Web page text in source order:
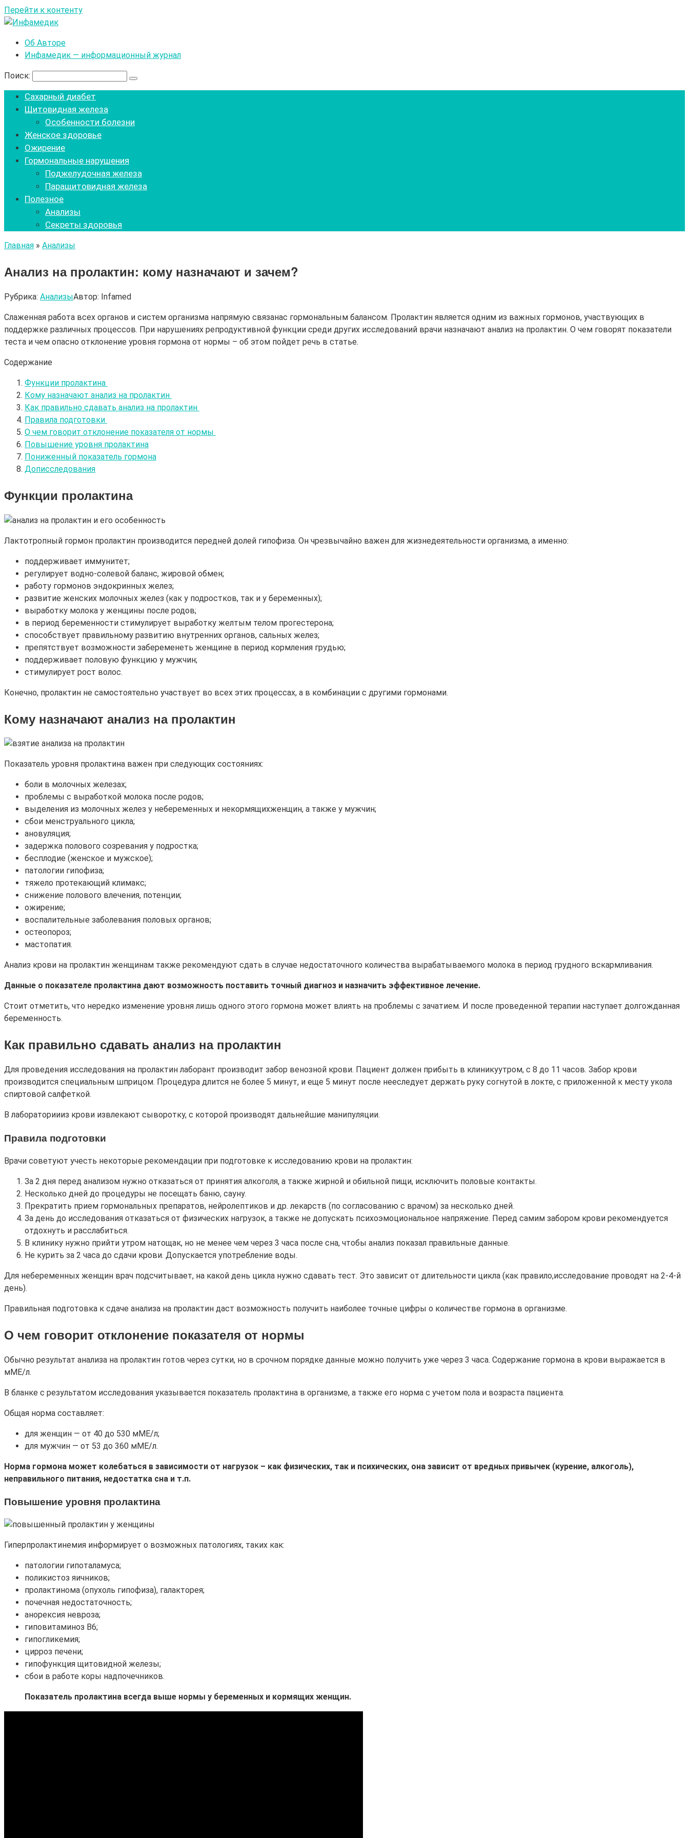
Перейти к контенту
Об Авторе
Инфамедик — информационный журнал
Поиск:
Сахарный диабет
Щитовидная железа
Особенности болезни
Женское здоровье
Ожирение
Гормональные нарушения
Поджелудочная железа
Паращитовидная железа
Полезное
Анализы
Секреты здоровья
Главная » Анализы
Анализ на пролактин: кому назначают и зачем?
Рубрика: АнализыАвтор: Infamed
Слаженная работа всех органов и систем организма напрямую связанас гормональным балансом. Пролактин является одним из важных гормонов, участвующих в
поддержке различных процессов. При нарушениях репродуктивной функции среди других исследований врачи назначают анализ на пролактин. О чем говорят показатели
теста и чем опасно отклонение уровня гормона от нормы – об этом пойдет речь в статье.
Содержание
Функции пролактина
Кому назначают анализ на пролактин
Как правильно сдавать анализ на пролактин
Правила подготовки
О чем говорит отклонение показателя от нормы
Повышение уровня пролактина
Пониженный показатель гормона
Дописследования
Функции пролактина
Лактотропный гормон пролактин производится передней долей гипофиза. Он чрезвычайно важен для жизнедеятельности организма, а именно:
поддерживает иммунитет;
регулирует водно-солевой баланс, жировой обмен;
работу гормонов эндокринных желез;
развитие женских молочных желез (как у подростков, так и у беременных);
выработку молока у женщины после родов;
в период беременности стимулирует выработку желтым телом прогестерона;
способствует правильному развитию внутренних органов, сальных желез;
препятствует возможности забеременеть женщине в период кормления грудью;
поддерживает половую функцию у мужчин;
стимулирует рост волос.
Конечно, пролактин не самостоятельно участвует во всех этих процессах, а в комбинации с другими гормонами.
Кому назначают анализ на пролактин
Показатель уровня пролактина важен при следующих состояниях:
боли в молочных железах;
проблемы с выработкой молока после родов;
выделения из молочных желез у небеременных и некормящихженщин, а также у мужчин;
сбои менструального цикла;
ановуляция;
задержка полового созревания у подростка;
бесплодие (женское и мужское);
патологии гипофиза;
тяжело протекающий климакс;
снижение полового влечения, потенции;
ожирение;
воспалительные заболевания половых органов;
остеопороз;
мастопатия.
Анализ крови на пролактин женщинам также рекомендуют сдать в случае недостаточного количества вырабатываемого молока в период грудного вскармливания.
Данные о показателе пролактина дают возможность поставить точный диагноз и назначить эффективное лечение.
Стоит отметить, что нередко изменение уровня лишь одного этого гормона может влиять на проблемы с зачатием. И после проведенной терапии наступает долгожданная
беременность.
Как правильно сдавать анализ на пролактин
Для проведения исследования на пролактин лаборант производит забор венозной крови. Пациент должен прибыть в клиникуутром, с 8 до 11 часов. Забор крови
производится специальным шприцом. Процедура длится не более 5 минут, и еще 5 минут после нееследует держать руку согнутой в локте, с приложенной к месту укола
спиртовой салфеткой.
В лабораториииз крови извлекают сыворотку, с которой производят дальнейшие манипуляции.
Правила подготовки
Врачи советуют учесть некоторые рекомендации при подготовке к исследованию крови на пролактин:
За 2 дня перед анализом нужно отказаться от принятия алкоголя, а также жирной и обильной пищи, исключить половые контакты.
Несколько дней до процедуры не посещать баню, сауну.
Прекратить прием гормональных препаратов, нейролептиков и др. лекарств (по согласованию с врачом) за несколько дней.
За день до исследования отказаться от физических нагрузок, а также не допускать психоэмоциональное напряжение. Перед самим забором крови рекомендуется
отдохнуть и расслабиться.
В клинику нужно прийти утром натощак, но не менее чем через 3 часа после сна, чтобы анализ показал правильные данные.
Не курить за 2 часа до сдачи крови. Допускается употребление воды.
Для небеременных женщин врач подсчитывает, на какой день цикла нужно сдавать тест. Это зависит от длительности цикла (как правило,исследование проводят на 2-4-й
день).
Правильная подготовка к сдаче анализа на пролактин даст возможность получить наиболее точные цифры о количестве гормона в организме.
О чем говорит отклонение показателя от нормы
Обычно результат анализа на пролактин готов через сутки, но в срочном порядке данные можно получить уже через 3 часа. Содержание гормона в крови выражается в
мМЕ/л.
В бланке с результатом исследования указывается показатель пролактина в организме, а также его норма с учетом пола и возраста пациента.
Общая норма составляет:
для женщин — от 40 до 530 мМЕ/л;
для мужчин — от 53 до 360 мМЕ/л.
Норма гормона может колебаться в зависимости от нагрузок – как физических, так и психических, она зависит от вредных привычек (курение, алкоголь),
неправильного питания, недостатка сна и т.п.
Повышение уровня пролактина
Гиперпролактинемия информирует о возможных патологиях, таких как:
патологии гипоталамуса;
поликистоз яичников;
пролактинома (опухоль гипофиза), галакторея;
почечная недостаточность;
анорексия невроза;
гиповитаминоз В6;
гипогликемия;
цирроз печени;
гипофункция щитовидной железы;
сбои в работе коры надпочечников.
Показатель пролактина всегда выше нормы у беременных и кормящих женщин.